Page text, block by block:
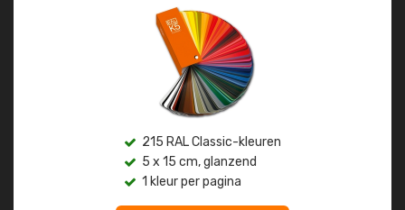
215 RAL Classic-kleuren
5 x 15 cm, glanzend
1 kleur per pagina